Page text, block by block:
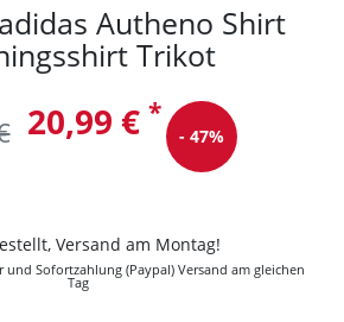
Autheno Shirt
Trikot
20,99 € *
- 47%
Versand am Montag!
und Sofortzahlung (Paypal) Versand am gleichen
Tag